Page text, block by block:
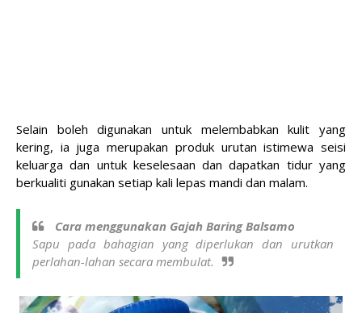
Selain boleh digunakan untuk melembabkan kulit yang
kering, ia juga merupakan produk urutan istimewa seisi
keluarga dan untuk keselesaan dan dapatkan tidur yang
berkualiti gunakan setiap kali lepas mandi dan malam.
Cara menggunakan Gajah Baring Balsamo
Sapu pada bahagian yang diperlukan dan urutkan
perlahan-lahan secara membulat.